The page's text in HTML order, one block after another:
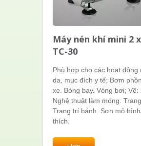
Máy nén khí mini 2
TC-30
Phù hợp cho các hoạt động
da, mục đích y tế; Bơm
xe. Bóng bay. Vòng bơi; Vẽ:
Nghệ thuật làm móng.
Trang trí bánh. Sơn mô
thích.